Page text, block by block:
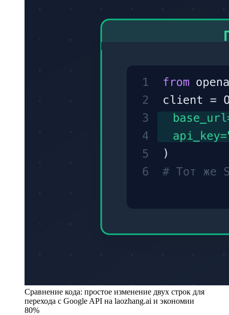
Сравнение кода: простое изменение двух строк для
перехода с Google API на laozhang.ai и экономии
80%